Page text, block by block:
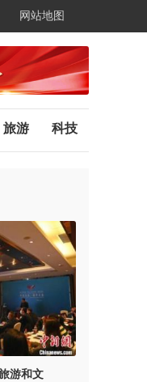
网站地图
旅游 科技
游和文